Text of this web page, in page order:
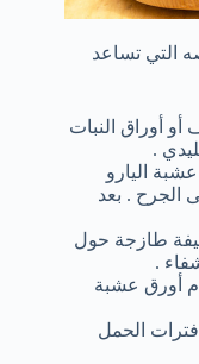
التي تساعد
أوراق النبات
.
اليارو
الجرح . بعد
طازجة حول
.
أورق عشبة
الحمل